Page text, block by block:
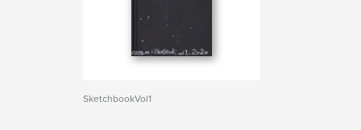
SketchbookVol1